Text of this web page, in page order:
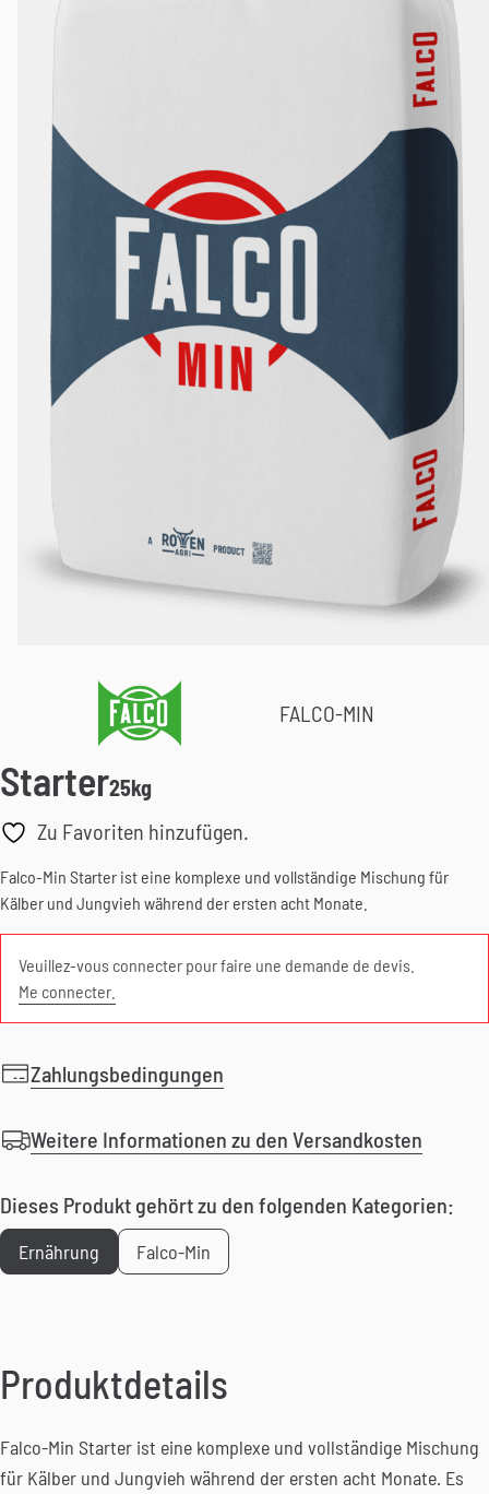
FALCO-MIN
Starter25kg
Zu Favoriten hinzufügen.
Falco-Min Starter ist eine komplexe und vollständige Mischung für
Kälber und Jungvieh während der ersten acht Monate.
Veuillez-vous connecter pour faire une demande de devis.
Me connecter.
Zahlungsbedingungen
Weitere Informationen zu den Versandkosten
Dieses Produkt gehört zu den folgenden Kategorien:
Ernährung Falco-Min
Produktdetails
Falco-Min Starter ist eine komplexe und vollständige Mischung
für Kälber und Jungvieh während der ersten acht Monate. Es